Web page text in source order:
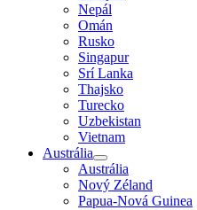
Nepál
Omán
Rusko
Singapur
Srí Lanka
Thajsko
Turecko
Uzbekistan
Vietnam
Austrália
Austrália
Nový Zéland
Papua-Nová Guinea